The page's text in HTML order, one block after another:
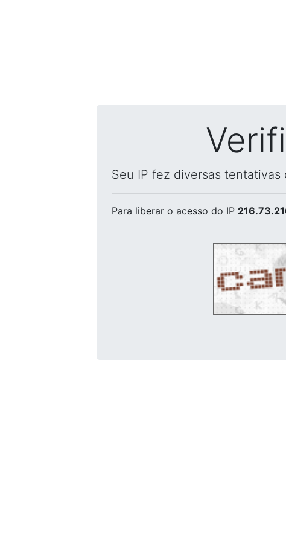
Seu IP fez diversas
Para liberar o acesso do IP